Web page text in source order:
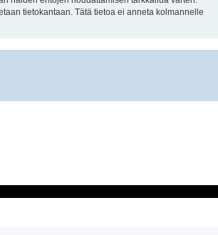
tietokantaan. Tätä tietoa ei anneta kolmannelle